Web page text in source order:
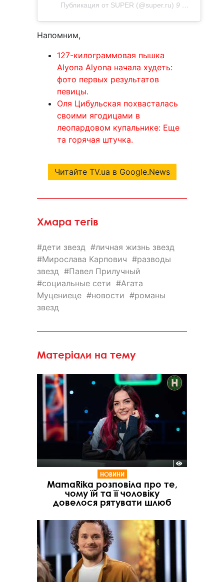
Публикация от SUPER (@super.ru) 9 Июл 2020 в 10:29 PDT
Напомним,
127-килограммовая пышка
Alyona Alyona начала худеть:
фото первых результатов
певицы.
Оля Цибульская похвасталась
своими ягодицами в
леопардовом купальнике: Еще
та горячая штучка.
Читайте TV.ua в Google.News
Хмара тегів
дети звезд
личная жизнь звезд
Мирослава Карпович
разводы
звезд
Павел Прилучный
социальные сети
Агата
Муцениеце
новости
романы
звезд
Матеріали на тему
НОВИНИ
MamaRika розповіла про те,
чому їй та її чоловіку
довелося рятувати шлюб